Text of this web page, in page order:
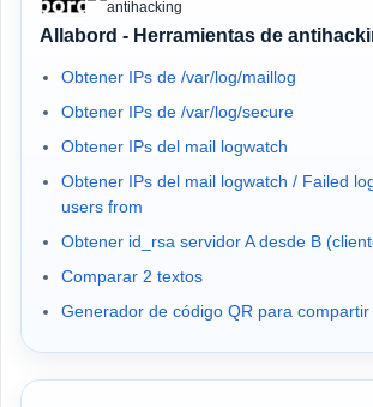
Allabord - Herramientas de
Obtener IPs de /var/log/maillog
Obtener IPs de /var/log/secure
Obtener IPs del mail logwatch
Obtener IPs del mail logwatch / Failed
users from
Obtener id_rsa servidor A desde B
Comparar 2 textos
Generador de código QR para compartir